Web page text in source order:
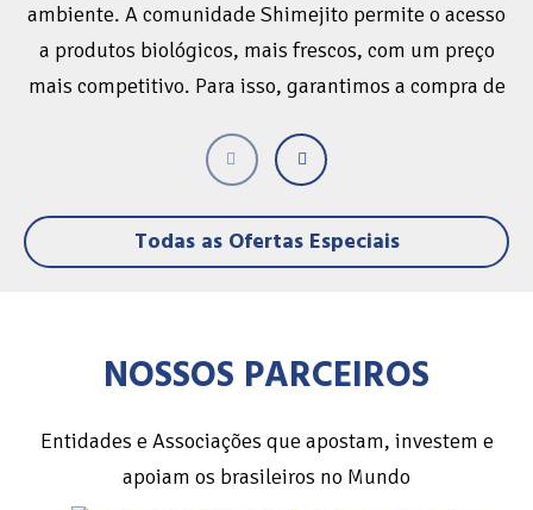
ambiente. A comunidade Shimejito permite o acesso
a produtos biológicos, mais frescos, com um preço
mais competitivo. Para isso, garantimos a compra de
assegurar sempre o melhor produto para os nossos
clientes. Entre em contacto para obter um cupão
promo BrasileiroSou!
Todas as Ofertas Especiais
NOSSOS PARCEIROS
Entidades e Associações que apostam, investem e
apoiam os brasileiros no Mundo